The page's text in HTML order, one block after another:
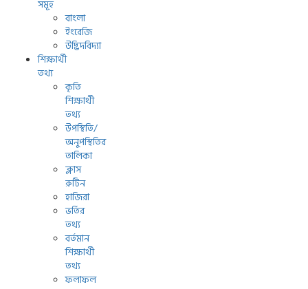
সমূহ
বাংলা
ইংরেজি
উদ্ভিদবিদ্যা
শিক্ষার্থী
তথ্য
কৃতি
শিক্ষার্থী
তথ্য
উপস্থিতি/
অনুপস্থিতির
তালিকা
ক্লাস
রুটিন
হাজিরা
ভর্তির
তথ্য
বর্তমান
শিক্ষার্থী
তথ্য
ফলাফল